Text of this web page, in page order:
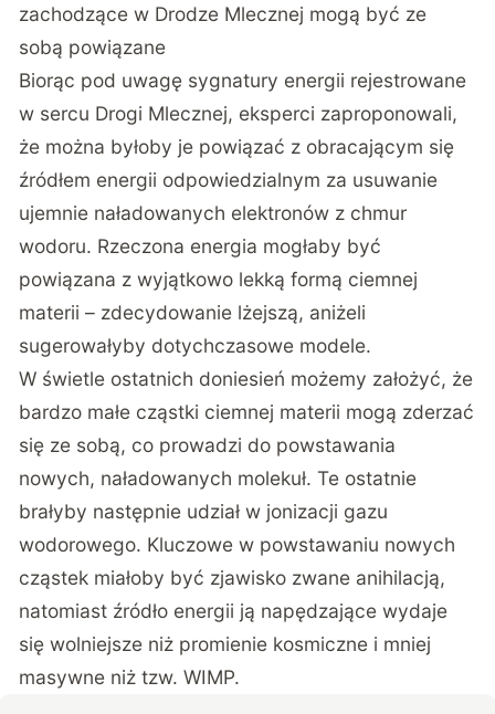
zachodzące w Drodze Mlecznej mogą być ze
sobą powiązane
Biorąc pod uwagę sygnatury energii rejestrowane
w sercu Drogi Mlecznej, eksperci zaproponowali,
że można byłoby je powiązać z obracającym się
źródłem energii odpowiedzialnym za usuwanie
ujemnie naładowanych elektronów z chmur
wodoru. Rzeczona energia mogłaby być
powiązana z wyjątkowo lekką formą ciemnej
materii – zdecydowanie lżejszą, aniżeli
sugerowałyby dotychczasowe modele.
W świetle ostatnich doniesień możemy założyć, że
bardzo małe cząstki ciemnej materii mogą zderzać
się ze sobą, co prowadzi do powstawania
nowych, naładowanych molekuł. Te ostatnie
brałyby następnie udział w jonizacji gazu
wodorowego. Kluczowe w powstawaniu nowych
cząstek miałoby być zjawisko zwane anihilacją,
natomiast źródło energii ją napędzające wydaje
się wolniejsze niż promienie kosmiczne i mniej
masywne niż tzw. WIMP.